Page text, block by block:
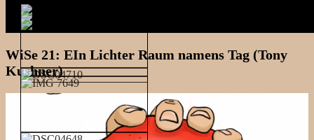
WiSe 21: EIn Lichter Raum namens Tag (Tony
Kushner)